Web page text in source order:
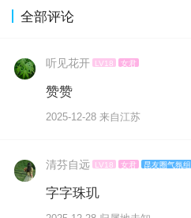
全部评论
听见花开 LV18 女君
赞赞
2025-12-28 来自江苏
清芬自远 LV18 女君 昆友圈气氛组
字字珠玑